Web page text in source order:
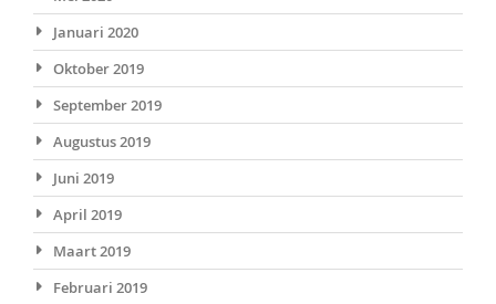
Januari 2020
Oktober 2019
September 2019
Augustus 2019
Juni 2019
April 2019
Maart 2019
Februari 2019